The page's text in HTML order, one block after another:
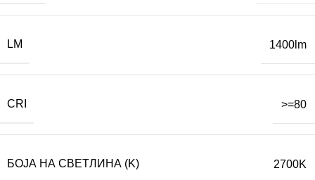
LM 1400lm
CRI >=80
БОЈА НА СВЕТЛИНА (K) 2700K